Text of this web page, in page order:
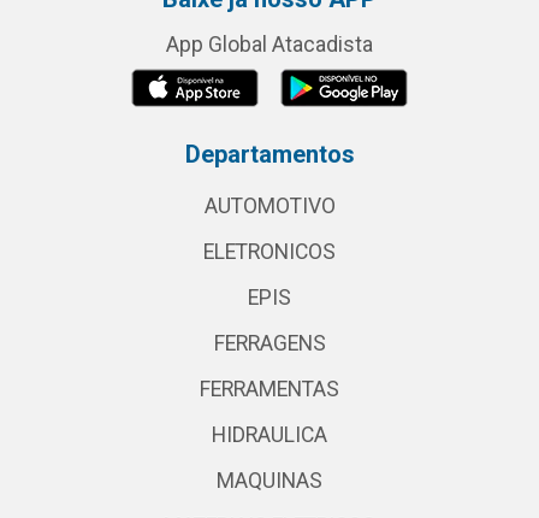
App Global Atacadista
Departamentos
AUTOMOTIVO
ELETRONICOS
EPIS
FERRAGENS
FERRAMENTAS
HIDRAULICA
MAQUINAS